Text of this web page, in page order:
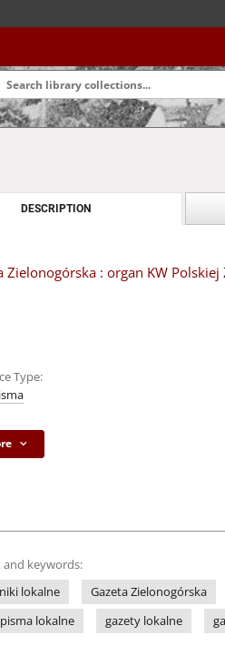
DESCRIPTION
Zielonogórska : organ KW
Type:
and keywords:
lokalne
Gazeta Zielonogórska
lokalne
gazety lokalne